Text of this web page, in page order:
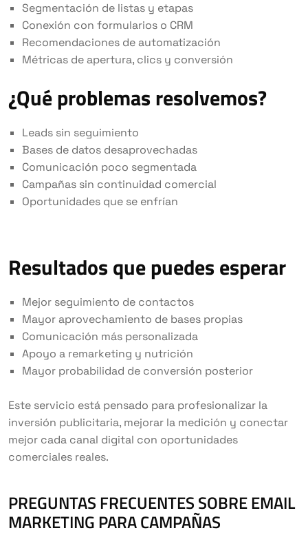
Segmentación de listas y etapas
Conexión con formularios o CRM
Recomendaciones de automatización
Métricas de apertura, clics y conversión
¿Qué problemas resolvemos?
Leads sin seguimiento
Bases de datos desaprovechadas
Comunicación poco segmentada
Campañas sin continuidad comercial
Oportunidades que se enfrían
Resultados que puedes esperar
Mejor seguimiento de contactos
Mayor aprovechamiento de bases propias
Comunicación más personalizada
Apoyo a remarketing y nutrición
Mayor probabilidad de conversión posterior
Este servicio está pensado para profesionalizar la
inversión publicitaria, mejorar la medición y conectar
mejor cada canal digital con oportunidades
comerciales reales.
PREGUNTAS FRECUENTES SOBRE EMAIL
MARKETING PARA CAMPAÑAS